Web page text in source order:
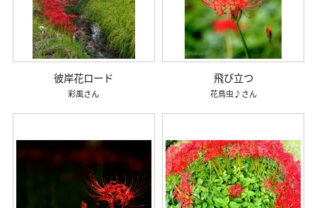
彼岸花ロード
彩風
飛び立つ
花鳥虫♪